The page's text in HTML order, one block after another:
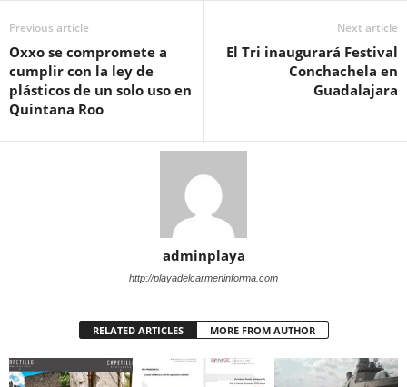
Previous article
Oxxo se compromete a
cumplir con la ley de
plásticos de un solo uso en
Quintana Roo
Next article
El Tri inaugurará Festival
Conchachela en
Guadalajara
adminplaya
http://playadelcarmeninforma.com
RELATED ARTICLES MORE FROM AUTHOR